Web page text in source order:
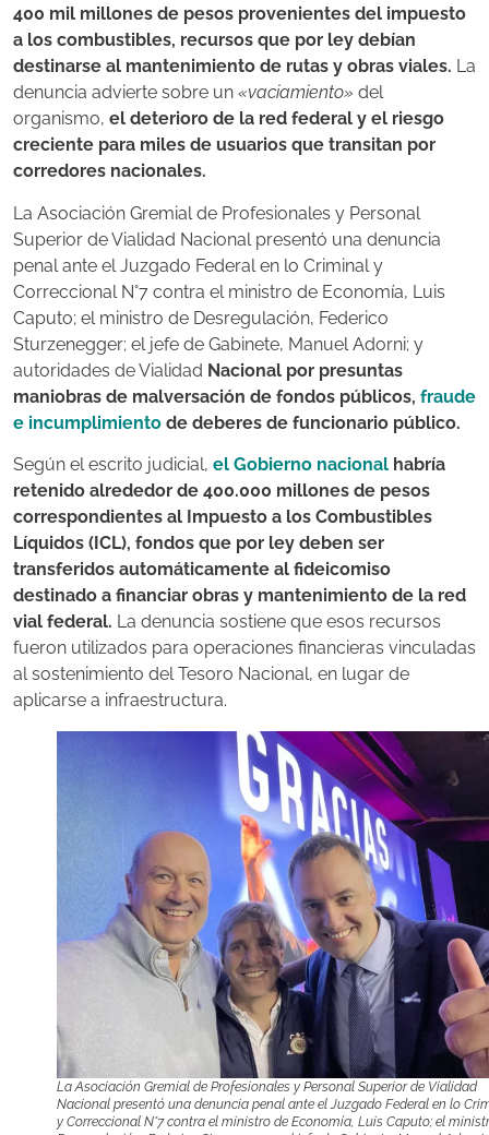
400 mil millones de pesos provenientes del impuesto
a los combustibles, recursos que por ley debían
destinarse al mantenimiento de rutas y obras viales. La
denuncia advierte sobre un «vaciamiento» del
organismo, el deterioro de la red federal y el riesgo
creciente para miles de usuarios que transitan por
corredores nacionales.
La Asociación Gremial de Profesionales y Personal
Superior de Vialidad Nacional presentó una denuncia
penal ante el Juzgado Federal en lo Criminal y
Correccional N°7 contra el ministro de Economía, Luis
Caputo; el ministro de Desregulación, Federico
Sturzenegger; el jefe de Gabinete, Manuel Adorni; y
autoridades de Vialidad Nacional por presuntas
maniobras de malversación de fondos públicos, fraude
e incumplimiento de deberes de funcionario público.
Según el escrito judicial, el Gobierno nacional habría
retenido alrededor de 400.000 millones de pesos
correspondientes al Impuesto a los Combustibles
Líquidos (ICL), fondos que por ley deben ser
transferidos automáticamente al fideicomiso
destinado a financiar obras y mantenimiento de la red
vial federal. La denuncia sostiene que esos recursos
fueron utilizados para operaciones financieras vinculadas
al sostenimiento del Tesoro Nacional, en lugar de
aplicarse a infraestructura.
La Asociación Gremial de Profesionales y Personal Superior de Vialidad
Nacional presentó una denuncia penal ante el Juzgado Federal en lo
y Correccional N°7 contra el ministro de Economía, Luis Caputo; el